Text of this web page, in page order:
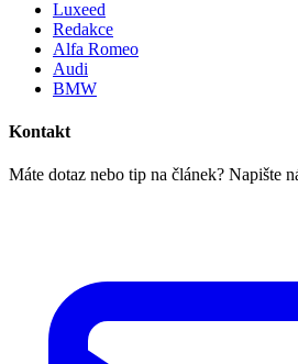
Luxeed
Redakce
Alfa Romeo
Audi
BMW
Kontakt
Máte dotaz nebo tip na článek? Napište